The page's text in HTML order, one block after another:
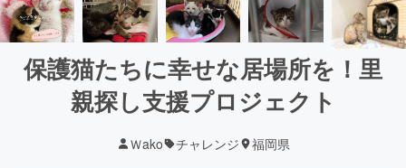
保護猫たちに幸せな居場所を！里
親探し支援プロジェクト
Ｗako チャレンジ 福岡県